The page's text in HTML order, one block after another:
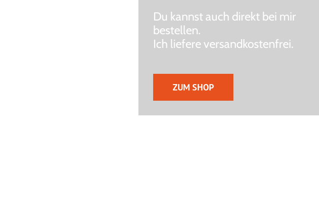
Du kannst auch direkt bei mir
bestellen.
Ich liefere versandkostenfrei.
ZUM SHOP